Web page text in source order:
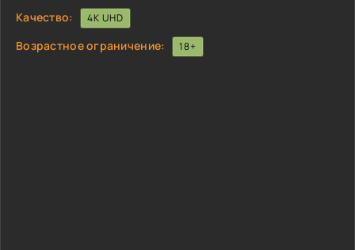
Качество:
4K UHD
Возрастное ограничение: 18+